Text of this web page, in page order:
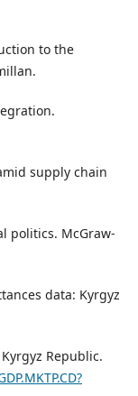
to the
supply chain
politics. McGraw-
data: Kyrgyz
Republic.